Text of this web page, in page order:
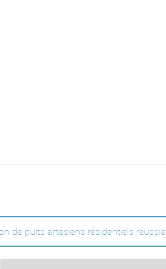
de puits artésiens résidentiels réussie